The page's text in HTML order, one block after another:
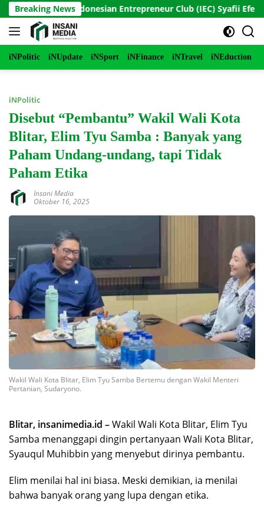
Langsung
ke
konten
Breaking News
Founder Indonesian Entrepreneur Club (IEC) Syafii Efendi
iNPolitic iNUpdate iNSport iNFinance iNTravel iNEduction
iNPolitic
Disebut “Pembantu” Wakil Wali Kota
Blitar, Elim Tyu Samba : Banyak yang
Paham Undang-undang, tapi Tidak
Paham Etika
Insani Media
Oktober 16, 2025
Wakil Wali Kota Blitar, Elim Tyu Samba Bertemu dengan Wakil Menteri
Pertanian, Sudaryono.
Blitar, insanimedia.id –Wakil Wali Kota Blitar, Elim Tyu
Samba menanggapi dingin pertanyaan Wali Kota Blitar,
Syauqul Muhibbin yang menyebut dirinya pembantu.
Elim menilai hal ini biasa. Meski demikian, ia menilai
bahwa banyak orang yang lupa dengan etika.